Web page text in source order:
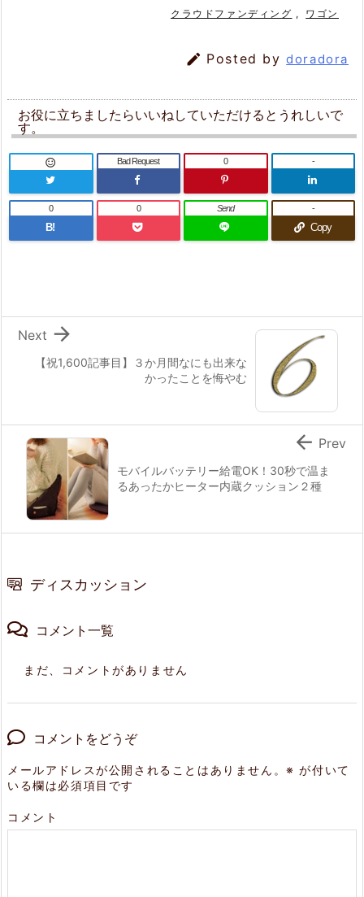
クラウドファンディング , ワゴン
 Posted bydoradora
お役に立ちましたらいいねしていただけるとうれしいで
す。
 Bad Request 0 -
B!
0 0 Send
Copy
-
【祝1,600記事目】３か月間なにも出来な
かったことを悔やむ

Next
モバイルバッテリー給電OK！30秒で温ま
るあったかヒーター内蔵クッション２種
 Prev
ディスカッション
コメント一覧
まだ、コメントがありません
コメントをどうぞ
メールアドレスが公開されることはありません。※ が付いて
いる欄は必須項目です
コメント